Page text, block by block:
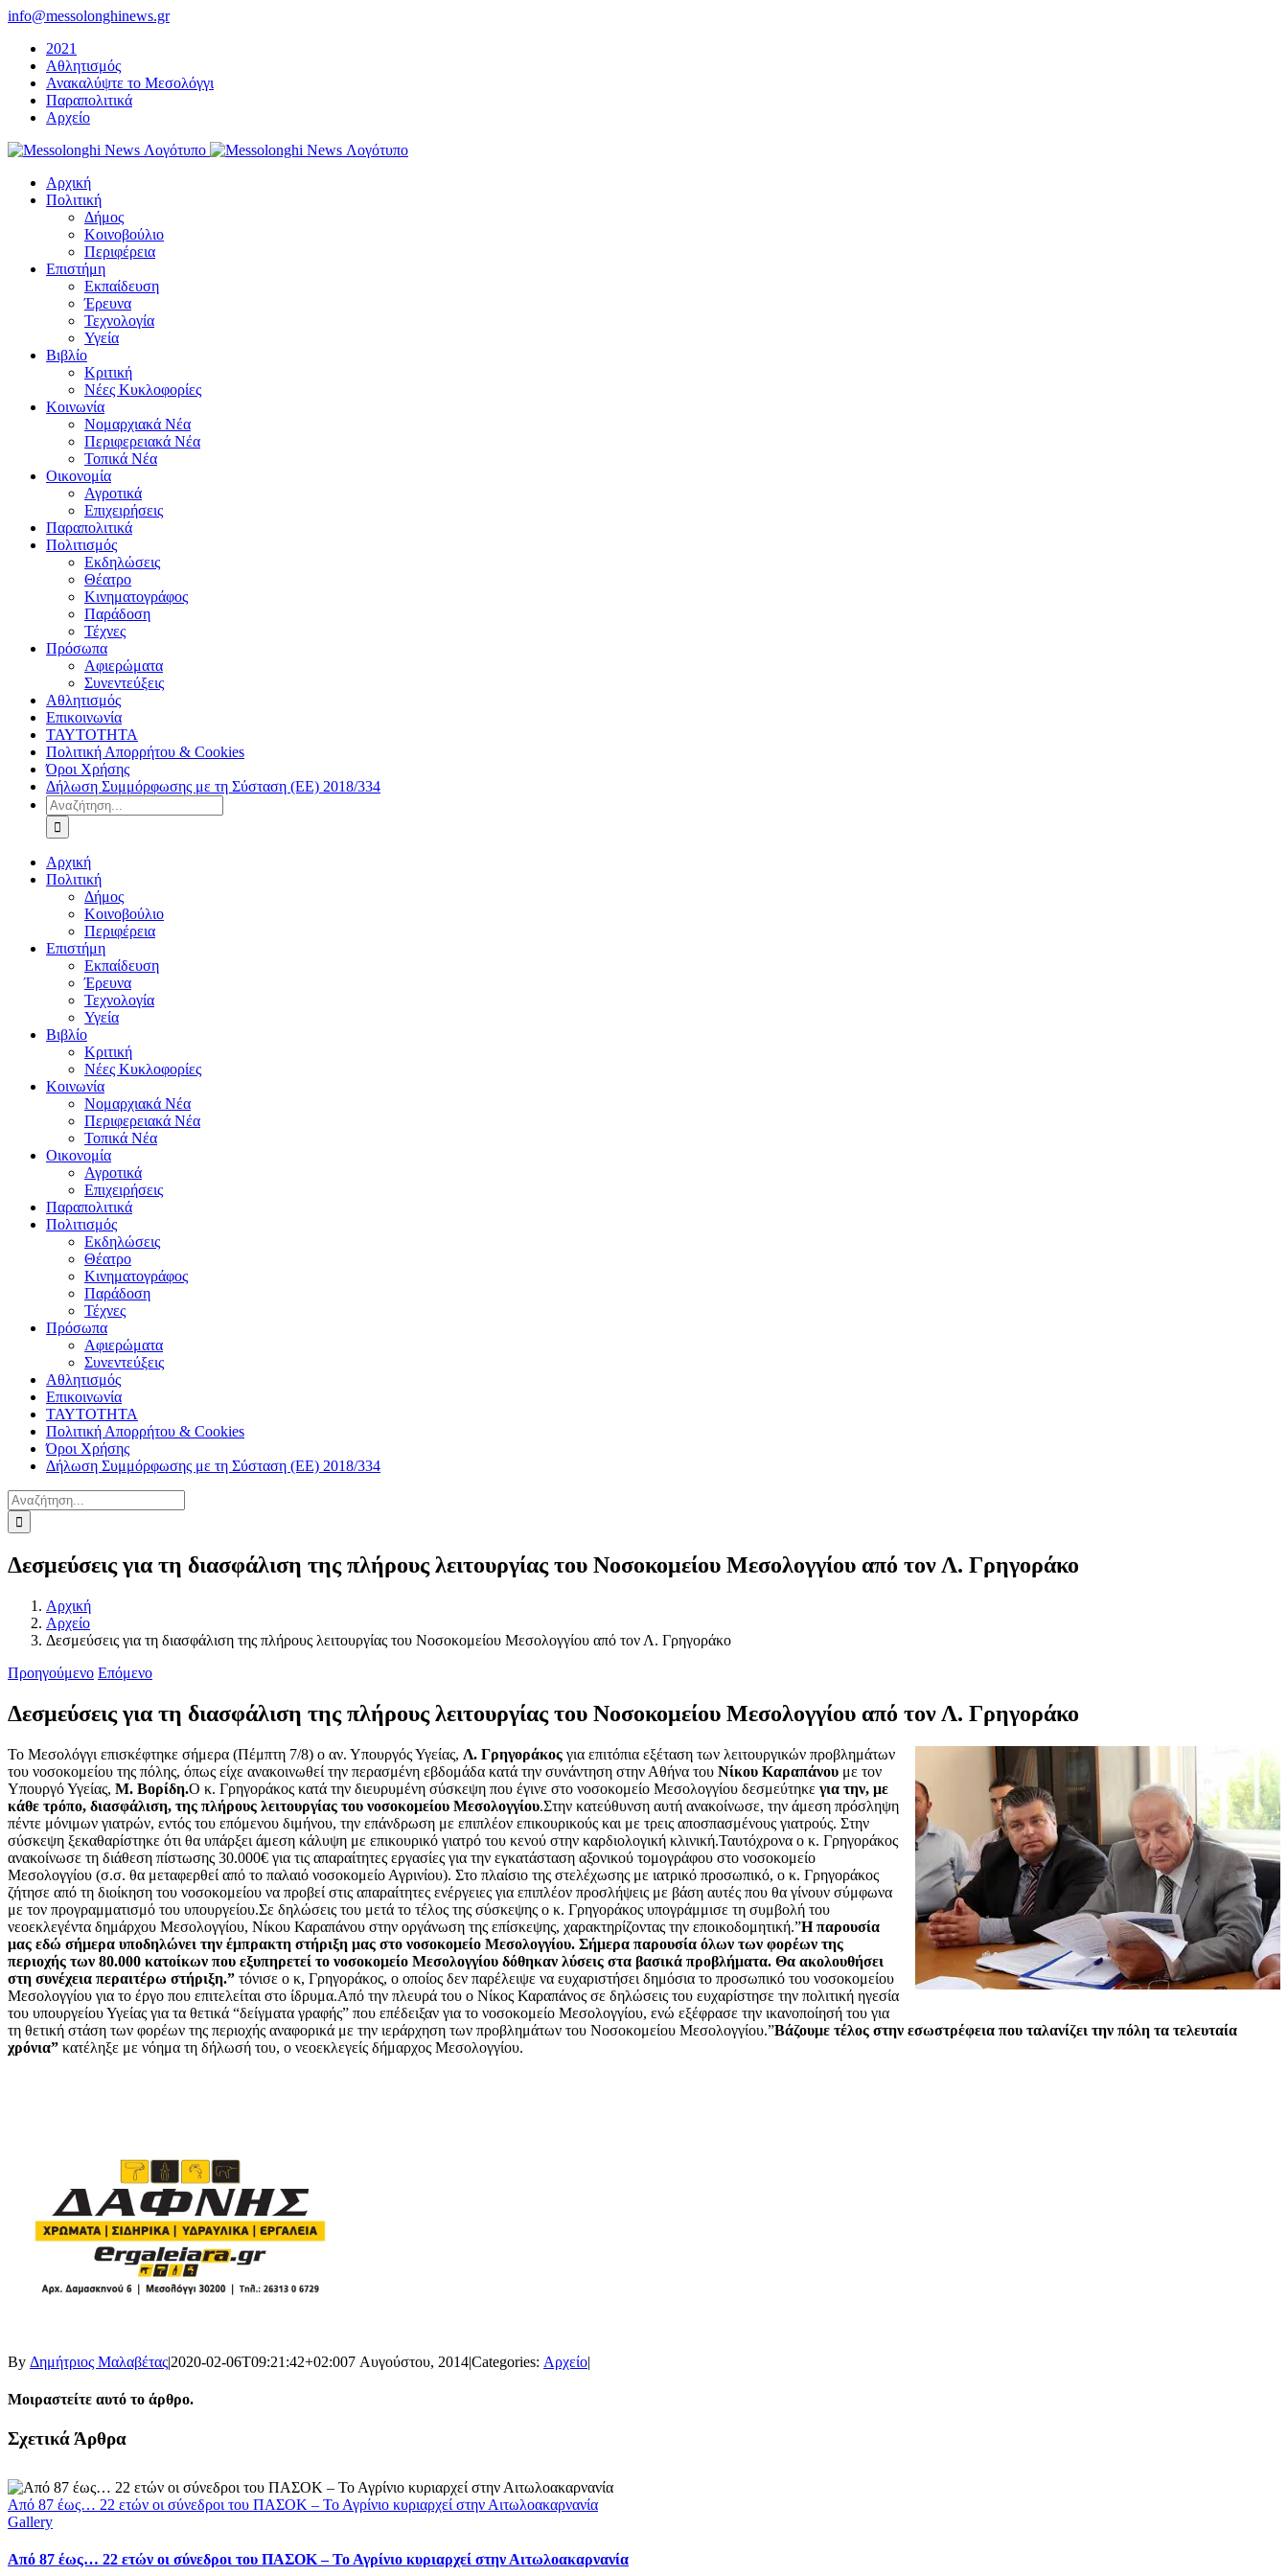
Μετάβαση
περιεχόμενο
info@messolonghinews.gr
2021
Αθλητισμός
Ανακαλύψτε το Μεσολόγγι
Παραπολιτικά
Αρχείο
Αρχική
Πολιτική
Δήμος
Κοινοβούλιο
Περιφέρεια
Επιστήμη
Εκπαίδευση
Έρευνα
Τεχνολογία
Υγεία
Βιβλίο
Κριτική
Νέες Κυκλοφορίες
Κοινωνία
Νομαρχιακά Νέα
Περιφερειακά Νέα
Τοπικά Νέα
Οικονομία
Αγροτικά
Επιχειρήσεις
Παραπολιτικά
Πολιτισμός
Εκδηλώσεις
Θέατρο
Κινηματογράφος
Παράδοση
Τέχνες
Πρόσωπα
Αφιερώματα
Συνεντεύξεις
Αθλητισμός
Επικοινωνία
ΤΑΥΤΟΤΗΤΑ
Πολιτική Απορρήτου & Cookies
Όροι Χρήσης
Δήλωση Συμμόρφωσης με τη Σύσταση (ΕΕ) 2018/334
Αναζήτηση
για:
Αρχική
Πολιτική
Δήμος
Κοινοβούλιο
Περιφέρεια
Επιστήμη
Εκπαίδευση
Έρευνα
Τεχνολογία
Υγεία
Βιβλίο
Κριτική
Νέες Κυκλοφορίες
Κοινωνία
Νομαρχιακά Νέα
Περιφερειακά Νέα
Τοπικά Νέα
Οικονομία
Αγροτικά
Επιχειρήσεις
Παραπολιτικά
Πολιτισμός
Εκδηλώσεις
Θέατρο
Κινηματογράφος
Παράδοση
Τέχνες
Πρόσωπα
Αφιερώματα
Συνεντεύξεις
Αθλητισμός
Επικοινωνία
ΤΑΥΤΟΤΗΤΑ
Πολιτική Απορρήτου & Cookies
Όροι Χρήσης
Δήλωση Συμμόρφωσης με τη Σύσταση (ΕΕ) 2018/334
Αναζήτηση
για:
Δεσμεύσεις για τη διασφάλιση της πλήρους λειτουργίας του Νοσοκομείου Μεσολογγίου από τον Λ. Γρηγοράκο
Αρχική
Αρχείο
Δεσμεύσεις για τη διασφάλιση της πλήρους λειτουργίας του Νοσοκομείου Μεσολογγίου από τον Λ. Γρηγοράκο
Προηγούμενο Επόμενο
Δεσμεύσεις για τη διασφάλιση της πλήρους λειτουργίας του Νοσοκομείου Μεσολογγίου από τον Λ. Γρηγοράκο
Το Μεσολόγγι επισκέφτηκε σήμερα (Πέμπτη 7/8) ο αν. Υπουργός Υγείας, Λ. Γρηγοράκος για επιτόπια εξέταση των λειτουργικών προβλημάτων
του νοσοκομείου της πόλης, όπως είχε ανακοινωθεί την περασμένη εβδομάδα κατά την συνάντηση στην Αθήνα του Νίκου Καραπάνου με τον
Υπουργό Υγείας, Μ. Βορίδη.Ο κ. Γρηγοράκος κατά την διευρυμένη σύσκεψη που έγινε στο νοσοκομείο Μεσολογγίου δεσμεύτηκε για την, με
κάθε τρόπο, διασφάλιση, της πλήρους λειτουργίας του νοσοκομείου Μεσολογγίου.Στην κατεύθυνση αυτή ανακοίνωσε, την άμεση πρόσληψη
πέντε μόνιμων γιατρών, εντός του επόμενου διμήνου, την επάνδρωση με επιπλέον επικουρικούς και με τρεις αποσπασμένους γιατρούς. Στην
σύσκεψη ξεκαθαρίστηκε ότι θα υπάρξει άμεση κάλυψη με επικουρικό γιατρό του κενού στην καρδιολογική κλινική.Ταυτόχρονα ο κ. Γρηγοράκος
ανακοίνωσε τη διάθεση πίστωσης 30.000€ για τις απαραίτητες εργασίες για την εγκατάσταση αξονικού τομογράφου στο νοσοκομείο
Μεσολογγίου (σ.σ. θα μεταφερθεί από το παλαιό νοσοκομείο Αγρινίου). Στο πλαίσιο της στελέχωσης με ιατρικό προσωπικό, ο κ. Γρηγοράκος
ζήτησε από τη διοίκηση του νοσοκομείου να προβεί στις απαραίτητες ενέργειες για επιπλέον προσλήψεις με βάση αυτές που θα γίνουν σύμφωνα
με τον προγραμματισμό του υπουργείου.Σε δηλώσεις του μετά το τέλος της σύσκεψης ο κ. Γρηγοράκος υπογράμμισε τη συμβολή του
νεοεκλεγέντα δημάρχου Μεσολογγίου, Νίκου Καραπάνου στην οργάνωση της επίσκεψης, χαρακτηρίζοντας την εποικοδομητική.”Η παρουσία
μας εδώ σήμερα υποδηλώνει την έμπρακτη στήριξη μας στο νοσοκομείο Μεσολογγίου. Σήμερα παρουσία όλων των φορέων της
περιοχής των 80.000 κατοίκων που εξυπηρετεί το νοσοκομείο Μεσολογγίου δόθηκαν λύσεις στα βασικά προβλήματα. Θα ακολουθήσει
στη συνέχεια περαιτέρω στήριξη.” τόνισε ο κ, Γρηγοράκος, ο οποίος δεν παρέλειψε να ευχαριστήσει δημόσια το προσωπικό του νοσοκομείου
Μεσολογγίου για το έργο που επιτελείται στο ίδρυμα.Από την πλευρά του ο Νίκος Καραπάνος σε δηλώσεις του ευχαρίστησε την πολιτική ηγεσία
του υπουργείου Υγείας για τα θετικά “δείγματα γραφής” που επέδειξαν για το νοσοκομείο Μεσολογγίου, ενώ εξέφρασε την ικανοποίησή του για
τη θετική στάση των φορέων της περιοχής αναφορικά με την ιεράρχηση των προβλημάτων του Νοσοκομείου Μεσολογγίου.”Βάζουμε τέλος στην εσωστρέφεια που ταλανίζει την πόλη τα τελευταία
χρόνια” κατέληξε με νόημα τη δήλωσή του, ο νεοεκλεγείς δήμαρχος Μεσολογγίου.
By Δημήτριος Μαλαβέτας|2020-02-06T09:21:42+02:007 Αυγούστου, 2014|Categories: Αρχείο|
Μοιραστείτε αυτό το άρθρο.
Facebook
X
LinkedIn
WhatsApp
Email
Σχετικά Άρθρα
Από 87 έως… 22 ετών οι σύνεδροι του ΠΑΣΟΚ – Το Αγρίνιο κυριαρχεί στην Αιτωλοακαρνανία
Gallery
Από 87 έως… 22 ετών οι σύνεδροι του ΠΑΣΟΚ – Το Αγρίνιο κυριαρχεί στην Αιτωλοακαρνανία